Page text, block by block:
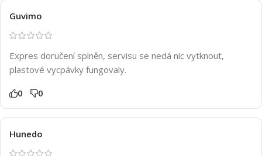
Guvimo
Expres doručení splněn, servisu se nedá nic vytknout,
plastové vycpávky fungovaly.
0 0
Hunedo